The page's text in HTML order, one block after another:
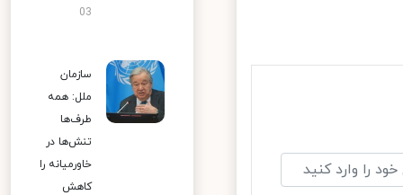
03
سازمان
ملل: همه
طرف‌ها
تنش‌ها در
خاورمیانه را
کاهش